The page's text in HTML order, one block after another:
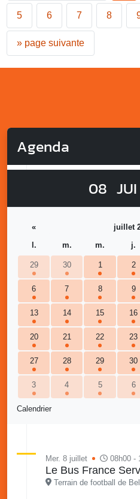
5 6 7 8
» page suivante
Agenda
08 JUI
Calendrier
« juillet
l.
m. m. j.
29 30 1 2
6 7 8 9
13 14 15 16
20 21 22 23
27 28 29 30
3 4 5 6
Mer. 8 juillet 08h00 -
Le Bus France
Terrain de football de